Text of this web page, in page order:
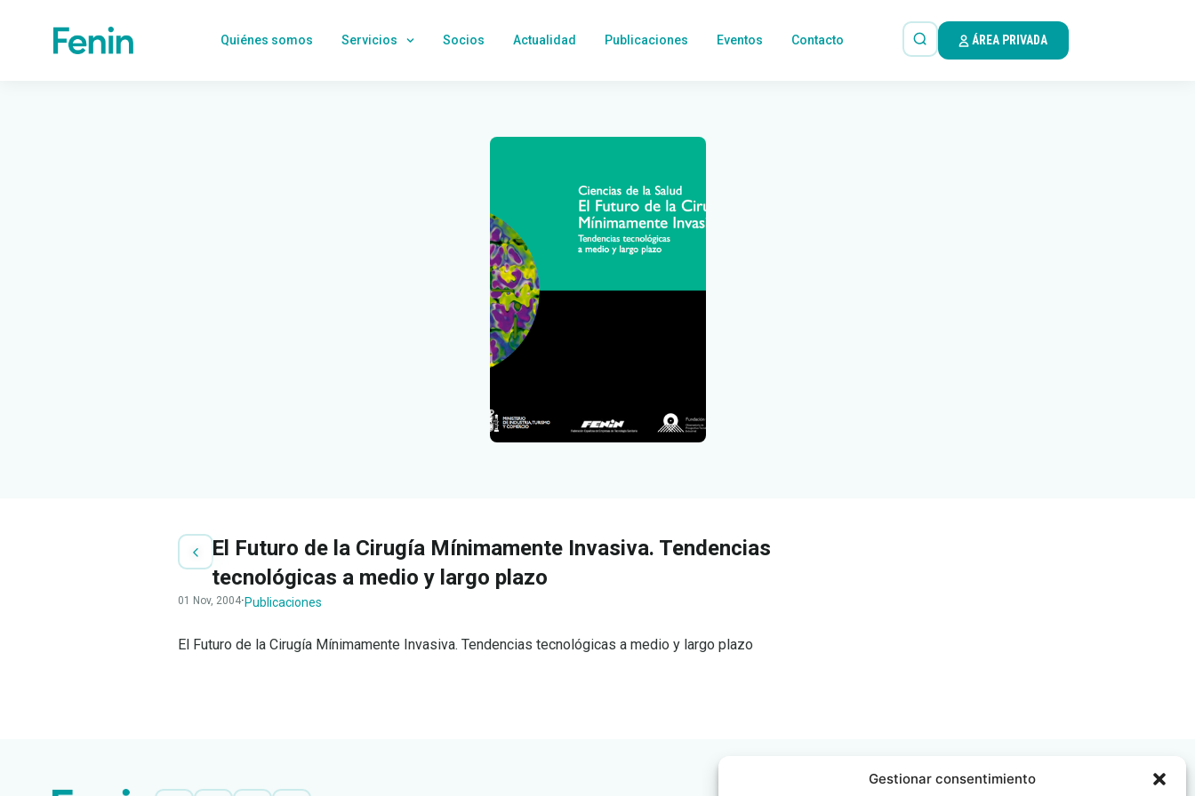
Gestionar consentimiento
Quiénes somos Servicios Socios Actualidad Publicaciones Eventos Contacto ÁREA PRIVADA
El Futuro de la Cirugía Mínimamente Invasiva. Tendencias
tecnológicas a medio y largo plazo
01 Nov, 2004· Publicaciones
El Futuro de la Cirugía Mínimamente Invasiva. Tendencias tecnológicas a medio y largo plazo